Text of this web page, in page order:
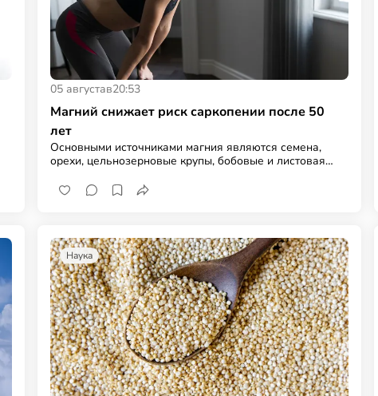
05 августав20:53
Магний снижает риск саркопении после 50
лет
Основными источниками магния являются семена,
орехи, цельнозерновые крупы, бобовые и листовая
Наука